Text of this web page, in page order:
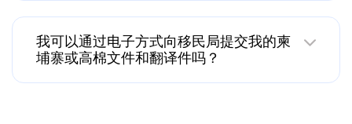
我可以通过电子方式向移民局提交我的柬
埔寨或高棉文件和翻译件吗？